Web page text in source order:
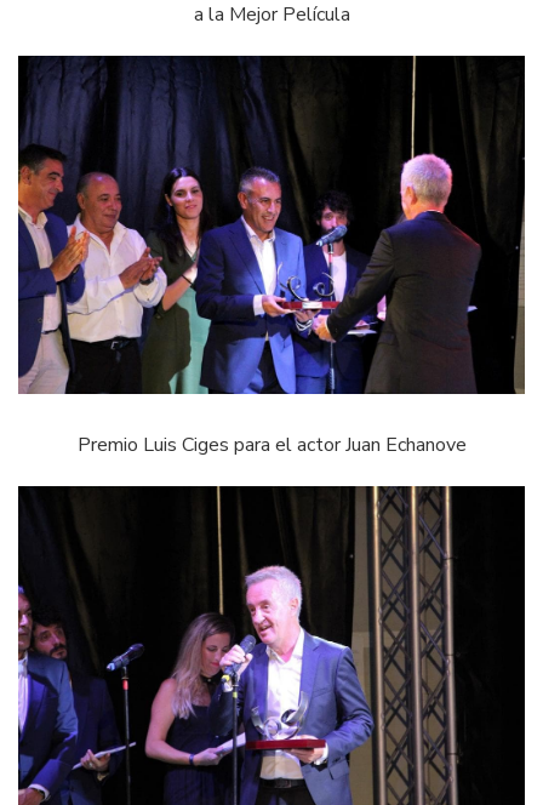
a la Mejor Película
Premio Luis Ciges para el actor Juan Echanove